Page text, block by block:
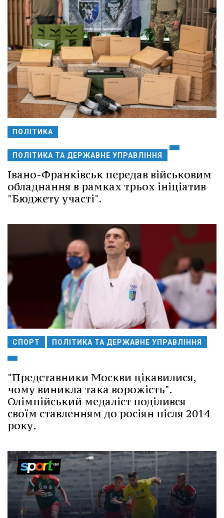
ПОЛІТИКА
ПОЛІТИКА ТА ДЕРЖАВНЕ УПРАВЛІННЯ
Івано-Франківськ передав військовим
обладнання в рамках трьох ініціатив
"Бюджету участі".
СПОРТ ПОЛІТИКА ТА ДЕРЖАВНЕ УПРАВЛІННЯ
"Представники Москви цікавилися,
чому виникла така ворожість".
Олімпійський медаліст поділився
своїм ставленням до росіян після 2014
року.